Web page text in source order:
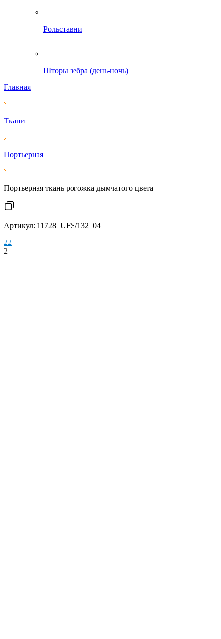
Рольставни
Шторы зебра (день-ночь)
Главная
Ткани
Портьерная
Портьерная ткань рогожка дымчатого цвета
Артикул: 11728_UFS/132_04
22
2